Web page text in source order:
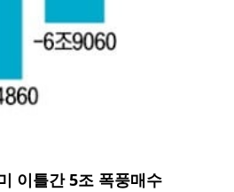
이틀간 5조 폭풍매수